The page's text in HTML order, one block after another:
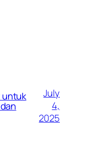
untuk
July
4,
2025